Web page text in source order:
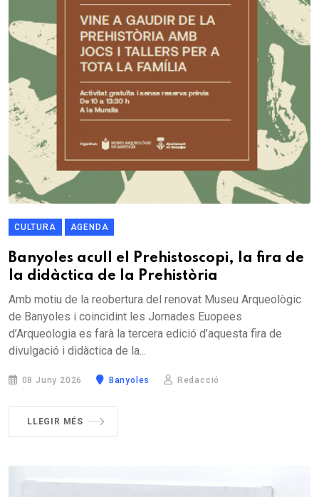
CULTURA AGENDA
Banyoles acull el Prehistoscopi, la fira de
la didàctica de la Prehistòria
Amb motiu de la reobertura del renovat Museu Arqueològic
de Banyoles i coincidint les Jornades Euopees
d’Arqueologia es farà la tercera edició d’aquesta fira de
divulgació i didàctica de la...
08 Juny 2026 Banyoles Redacció
LLEGIR MÉS